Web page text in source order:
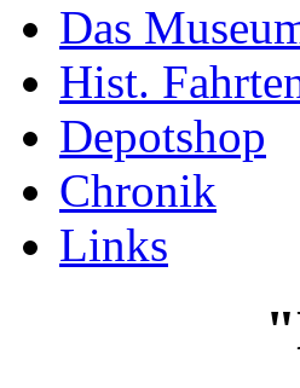
Das
Hist.
Depotshop
Chronik
Links